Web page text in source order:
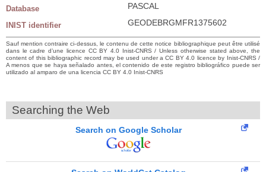
Database PASCAL
INIST identifier GEODEBRGMFR1375602
Sauf mention contraire ci-dessus, le contenu de cette notice bibliographique peut être utilisé
dans le cadre d’une licence CC BY 4.0 Inist-CNRS / Unless otherwise stated above, the
content of this bibliographic record may be used under a CC BY 4.0 licence by Inist-CNRS /
A menos que se haya señalado antes, el contenido de este registro bibliográfico puede ser
utilizado al amparo de una licencia CC BY 4.0 Inist-CNRS
Searching the Web
Search on Google Scholar